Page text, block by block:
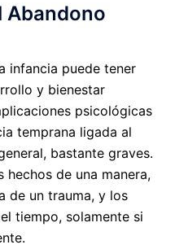
Abandono
infancia puede tener
y bienestar
psicológicas
temprana ligada al
bastante graves.
hechos de una manera,
de un trauma, y los
tiempo, solamente si